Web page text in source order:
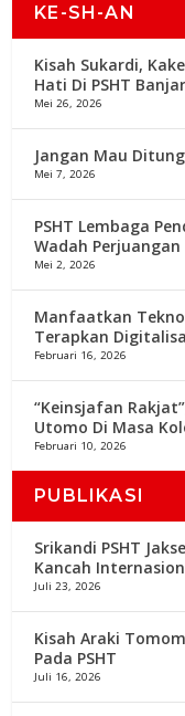
KE-SH-AN
Kisah Sukardi,
Hati Di PSHT
Mei 26, 2026
Jangan Mau
Mei 7, 2026
PSHT Lembaga
Wadah
Mei 2, 2026
Manfaatkan
Terapkan
Februari 16, 2026
“Keinsjafan
Utomo Di Masa
Februari 10, 2026
PUBLIKASI
Srikandi PSHT
Kancah
Juli 23, 2026
Kisah Araki
Pada PSHT
Juli 16, 2026